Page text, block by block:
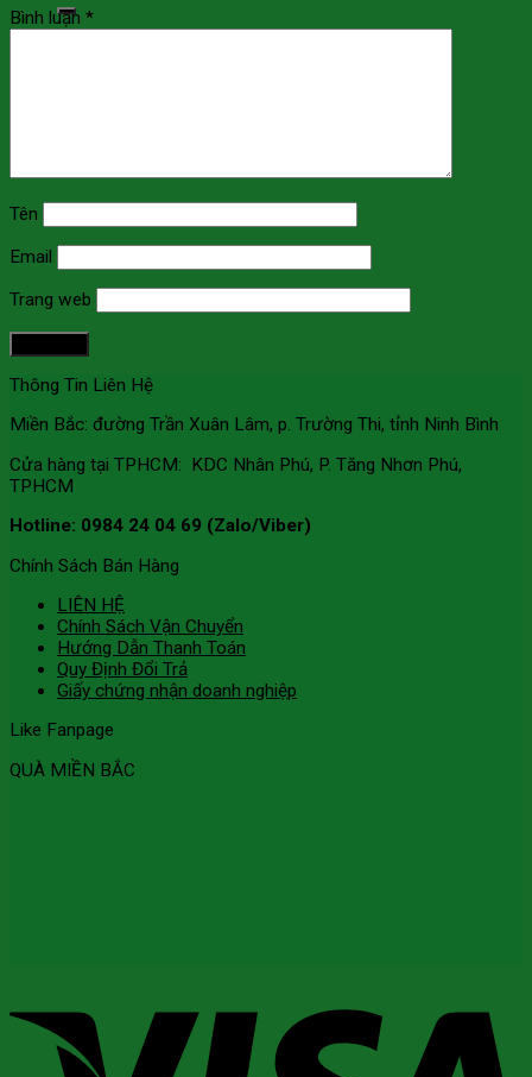
Bình luận *
Tên
Email
Trang web
Thông Tin Liên Hệ
Miền Bắc: đường Trần Xuân Lâm, p. Trường Thi, tỉnh Ninh Bình
Cửa hàng tại TPHCM: KDC Nhân Phú, P. Tăng Nhơn Phú,
TPHCM
Hotline: 0984 24 04 69 (Zalo/Viber)
Chính Sách Bán Hàng
LIÊN HỆ
Chính Sách Vận Chuyển
Hướng Dẫn Thanh Toán
Quy Định Đổi Trả
Giấy chứng nhận doanh nghiệp
Like Fanpage
QUÀ MIỀN BẮC